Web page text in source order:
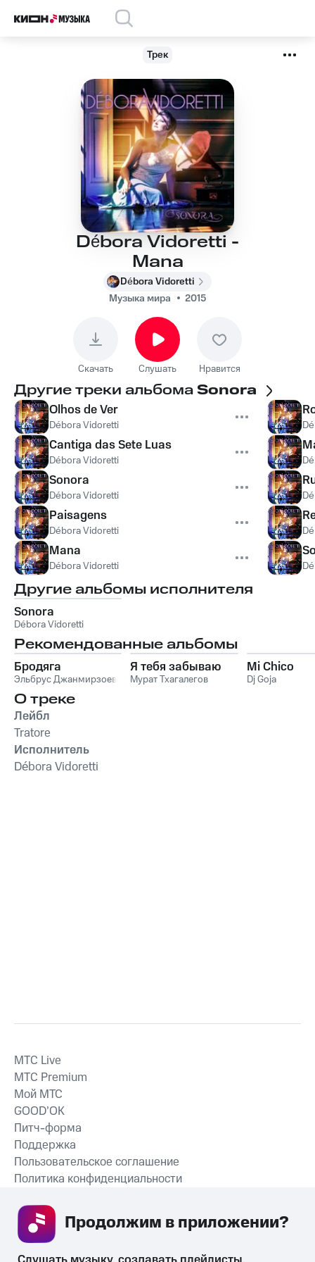
Трек
Débora Vidoretti -
Mana
Débora Vidoretti
Музыка мира
2015
Скачать Слушать Нравится
Другие треки альбомаSonora
Olhos de Ver
Débora Vidoretti
Cantiga das Sete Luas
Débora Vidoretti
Sonora
Débora Vidoretti
Paisagens
Débora Vidoretti
Mana
Débora Vidoretti
Другие альбомы исполнителя
Sonora
Débora Vidoretti
Рекомендованные альбомы
Бродяга
Эльбрус Джанмирзоев
Я тебя забываю
Мурат Тхагалегов
Mi Chico
Dj Goja
О треке
Лейбл
Tratore
Исполнитель
Débora Vidoretti
СКАЧАТЬ ПРИЛОЖЕНИЕ
MTС Live
MTС Premium
Мой МТС
GOOD’OK
Питч-форма
Поддержка
Пользовательское соглашение
Политика конфиденциальности